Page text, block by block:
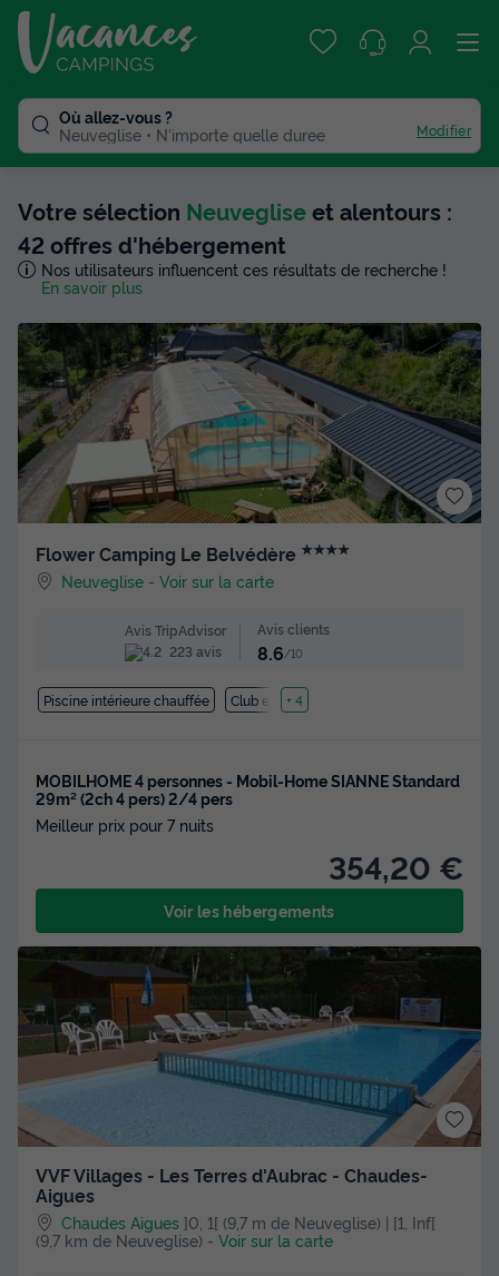
Où allez-vous ?
Neuveglise
N'importe quelle duree Modifier
Votre sélection Neuvegliseet alentours :
42 offres d'hébergement
Nos utilisateurs influencent ces résultats de recherche !
En savoir plus
Flower Camping Le Belvédère ★★★★
Neuveglise -Voir sur la carte
Avis TripAdvisor
223 avis
Avis clients
8.6/10
Piscine intérieure chauffée Club enfant
+ 4
MOBILHOME 4 personnes - Mobil-Home SIANNE Standard
29m² (2ch 4 pers) 2/4 pers
Meilleur prix pour 7 nuits
354,20 €
Voir les hébergements
VVF Villages - Les Terres d'Aubrac - Chaudes-
Aigues
Chaudes Aigues ]0, 1[ (9,7 m de Neuveglise) | [1, Inf[
(9,7 km de Neuveglise) - Voir sur la carte